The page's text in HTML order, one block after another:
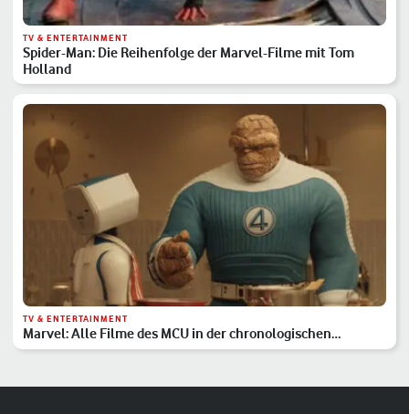
TV & ENTERTAINMENT
Spider-Man: Die Reihenfolge der Marvel-Filme mit Tom
Holland
TV & ENTERTAINMENT
Marvel: Alle Filme des MCU in der chronologischen
Reihenfolge